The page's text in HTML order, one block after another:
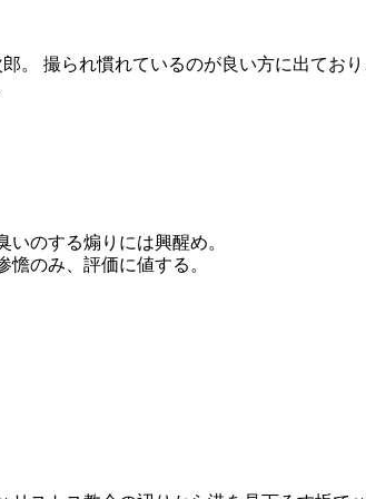
。 撮られ慣れているのが良い方に出てお
のする煽りには興醒め。
のみ、評価に値する。